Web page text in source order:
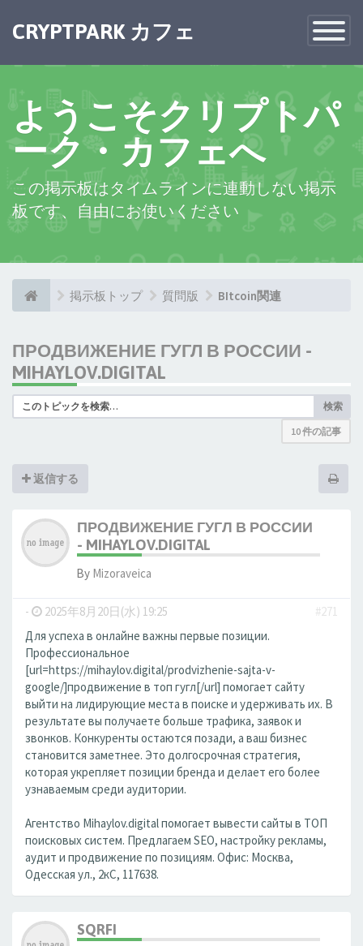
Toggle
CRYPTPARK カフェ
ようこそクリプトパ
ーク・カフェへ
この掲示板はタイムラインに連動しない掲示
板です、自由にお使いください
掲示板トップ 質問版 BItcoin関連
ПРОДВИЖЕНИЕ ГУГЛ В РОССИИ -
MIHAYLOV.DIGITAL
検索
10 件の記事
返信する
ПРОДВИЖЕНИЕ ГУГЛ В РОССИИ
- MIHAYLOV.DIGITAL
By Mizoraveica
- 2025年8月20日(水) 19:25
#271
Для успеха в онлайне важны первые позиции.
Профессиональное
[url=https://mihaylov.digital/prodvizhenie-sajta-v-
google/]продвижение в топ гугл[/url] помогает сайту
выйти на лидирующие места в поиске и удерживать их. В
результате вы получаете больше трафика, заявок и
звонков. Конкуренты остаются позади, а ваш бизнес
становится заметнее. Это долгосрочная стратегия,
которая укрепляет позиции бренда и делает его более
узнаваемым среди аудитории.
Агентство Mihaylov.digital помогает вывести сайты в ТОП
поисковых систем. Предлагаем SEO, настройку рекламы,
аудит и продвижение по позициям. Офис: Москва,
Одесская ул., 2кС, 117638.
SQRFI